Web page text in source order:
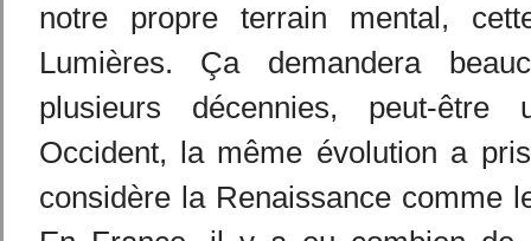
notre propre terrain mental,
Lumières. Ça demandera
plusieurs décennies, peut-
Occident, la même évolution a
considère la Renaissance comme